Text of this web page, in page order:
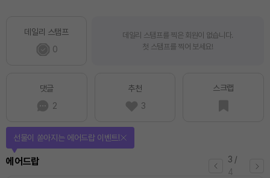
데일리 스탬프
0
데일리 스탬프를 찍은 회원이 없습니다.
첫 스탬프를 찍어 보세요!
댓글
2
추천
3
스크랩
3 /
4
에어드랍
선물이 쏟아지는 에어드랍 이벤트!